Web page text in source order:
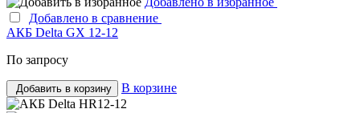
Добавлено в сравнение
АКБ Delta GX 12-12
По запросу
Добавить в корзину В корзине